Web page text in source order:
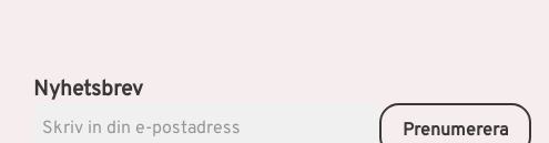
Nyhetsbrev
Prenumerera